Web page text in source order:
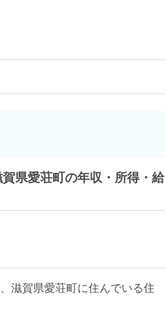
県愛荘町の年収・所得・給
滋賀県愛荘町に住んでいる住